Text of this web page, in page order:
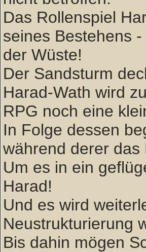
Das Rollenspiel
seines Bestehens
der Wüste!
Der Sandsturm
Harad-Wath wird
RPG noch eine
In Folge dessen
während derer
Um es in ein
Harad!
Und es wird
Neustrukturierung
Bis dahin mögen